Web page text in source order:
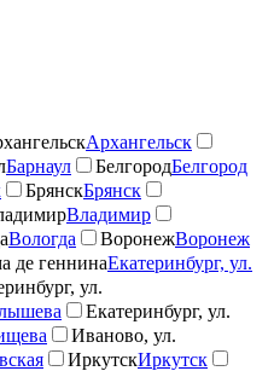
Архангельск
Барнаул БелгородБелгород
БрянскБрянск
Владимир
Вологда ВоронежВоронеж
де геннинаЕкатеринбург, ул.
ул.
Екатеринбург, ул.
Иваново, ул.
ИркутскИркутск